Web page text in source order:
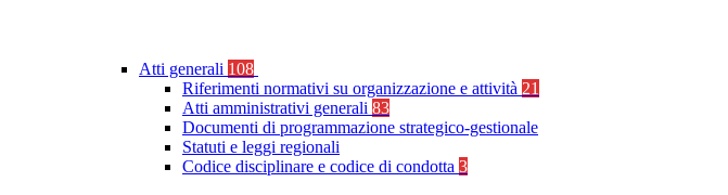
Atti generali 108
Riferimenti normativi su organizzazione e attività 21
Atti amministrativi generali 83
Documenti di programmazione strategico-gestionale
Statuti e leggi regionali
Codice disciplinare e codice di condotta 3